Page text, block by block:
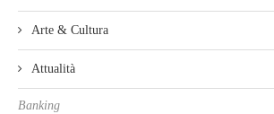
Arte & Cultura
Attualità
Banking